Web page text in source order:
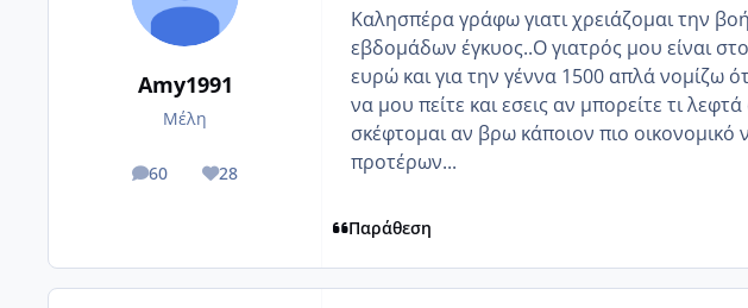
Amy1991
Μέλη
60
posts 28
Reputation
Καλησπέρα γράφω γιατι χρειάζομαι την
εβδομάδων έγκυος..Ο γιατρός μου είναι
ευρώ και για την γέννα 1500 απλά νομίζω
να μου πείτε και εσεις αν μπορείτε τι
σκέφτομαι αν βρω κάποιον πιο
προτέρων...
Παράθεση